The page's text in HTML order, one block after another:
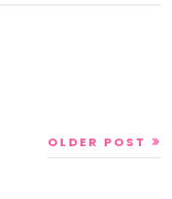
OLDER POST